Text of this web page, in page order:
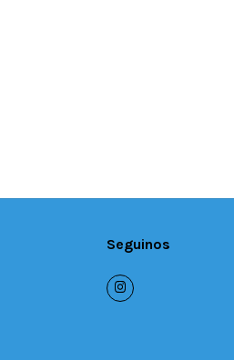
Seguinos